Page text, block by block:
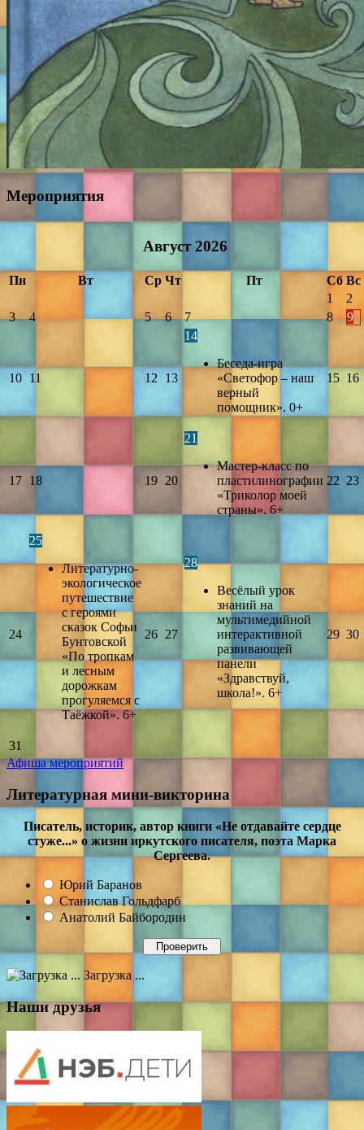
Мероприятия
Август 2026
Пн Вт Ср Чт Пт Сб Вс
1
2
3
4 5 6 7 8 9
10 11 12 13
14
Беседа-игра
«Светофор – наш
верный
помощник». 0+
15 16
17 18 19 20
21
Мастер-класс по
пластилинографии
«Триколор моей
страны». 6+
22 23
24
25
Литературно-
экологическое
путешествие
с героями
сказок Софьи
Бунтовской
«По тропкам
и лесным
дорожкам
прогуляемся с
Таёжкой». 6+
26 27
28
Весёлый урок
знаний на
мультимедийной
интерактивной
развивающей
панели
«Здравствуй,
школа!». 6+
29 30
31
Афиша мероприятий
Литературная мини-викторина
Писатель, историк, автор книги «Не отдавайте сердце
стуже...» о жизни иркутского писателя, поэта Марка
Сергеева.
Юрий Баранов
Станислав Гольдфарб
Анатолий Байбородин
Загрузка ...
Наши друзья